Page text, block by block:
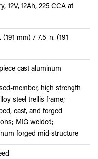
12V, 12Ah, 225 CCA at
(191 mm) / 7.5 in. (191
cast aluminum
member, high strength
steel trellis frame;
cast, and forged
MIG welded;
forged mid-structure